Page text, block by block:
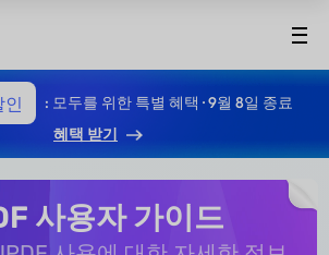
인
: 모두를 위한 특별 혜택 · 9월 8일 종료
혜택 받기
사용자 가이드